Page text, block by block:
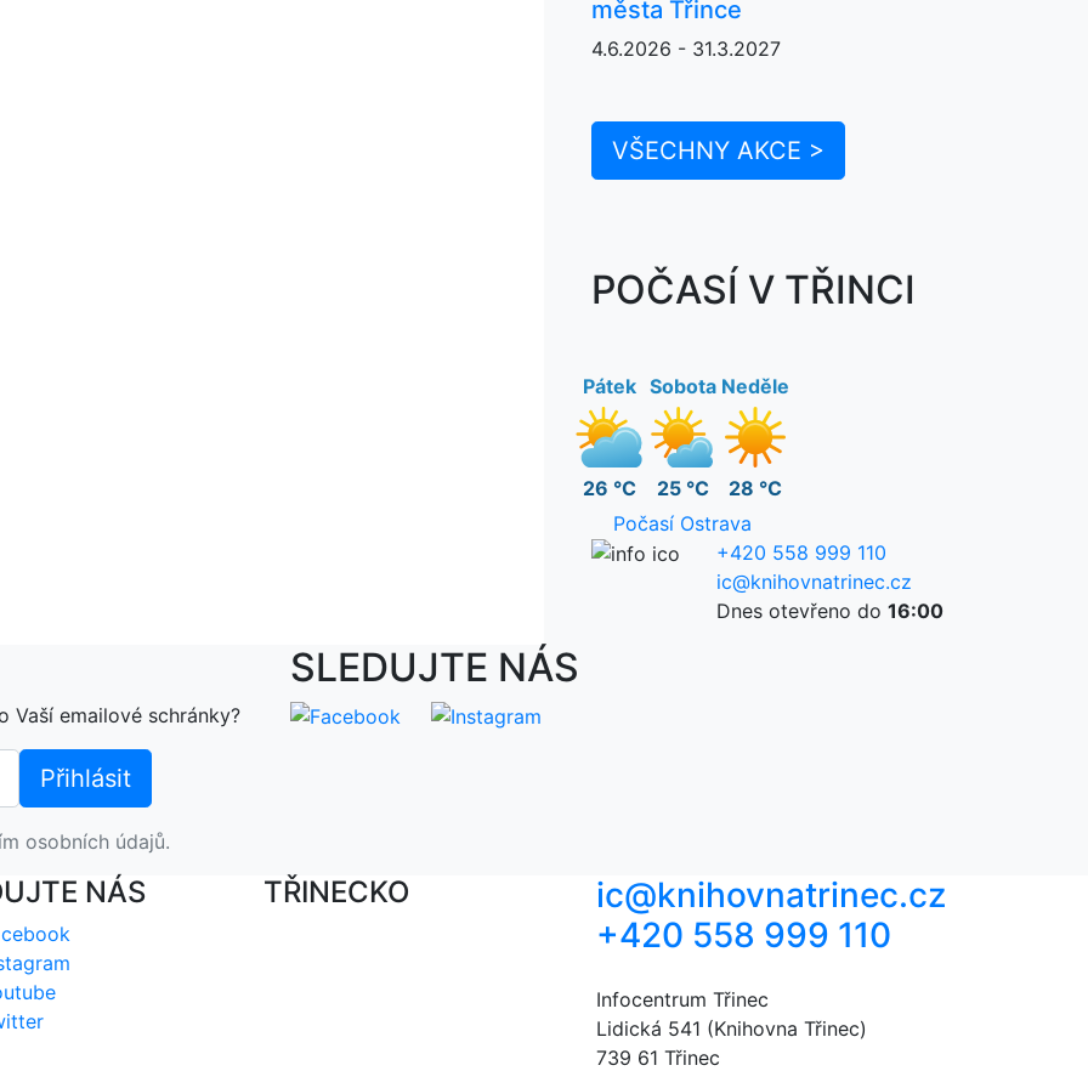
města Třince
4.6.2026 - 31.3.2027
VŠECHNY AKCE >
POČASÍ V TŘINCI
Pátek
26 °C
Sobota
25 °C
Neděle
28 °C
Počasí Ostrava
+420 558 999 110
ic@knihovnatrinec.cz
Dnes otevřeno do 16:00
Vaší emailové schránky?
osobních údajů.
SLEDUJTE NÁS
NÁS TŘINECKO
ic@knihovnatrinec.cz
+420 558 999 110
Infocentrum Třinec
Lidická 541 (Knihovna Třinec)
739 61 Třinec